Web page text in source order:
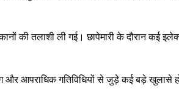
की तलाशी ली गई। छापेमारी के दौरान कई
और आपराधिक गतिविधियों से जुड़े कई बड़े